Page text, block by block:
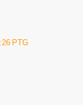
PTG